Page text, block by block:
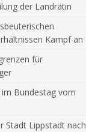
der Landrätin
Kampf an
für
im Bundestag vom
Stadt Lippstadt nach